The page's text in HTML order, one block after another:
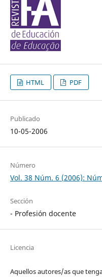
HTML PDF
Publicado
10-05-2006
Número
Vol. 38 Núm. 6 (2006):
Sección
- Profesión docente
Licencia
Aquellos autores/as que